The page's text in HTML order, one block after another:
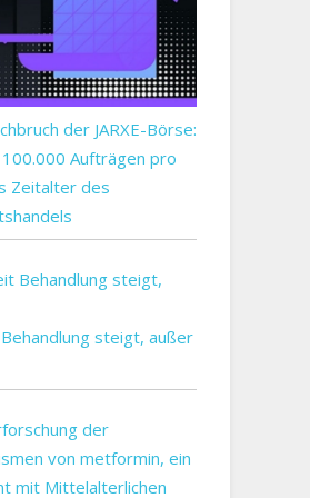
der JARXE-Börse:
Aufträgen pro
Zeitalter des
steigt, außer